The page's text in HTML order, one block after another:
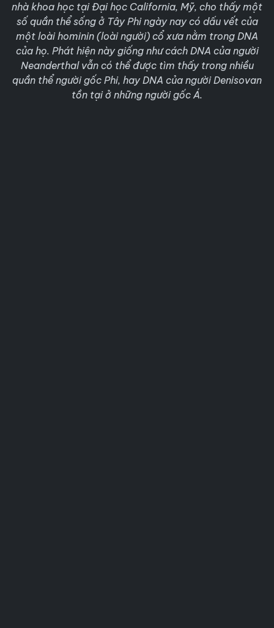
nhà khoa học tại Đại học California, Mỹ, cho thấy một
số quần thể sống ở Tây Phi ngày nay có dấu vết của
một loài hominin (loài người) cổ xưa nằm trong DNA
của họ. Phát hiện này giống như cách DNA của người
Neanderthal vẫn có thể được tìm thấy trong nhiều
quần thể người gốc Phi, hay DNA của người Denisovan
tồn tại ở những người gốc Á.